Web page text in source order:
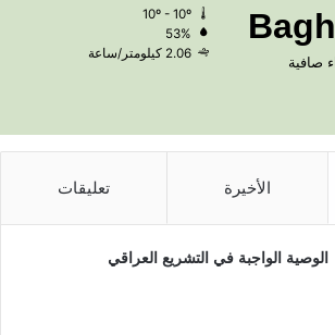
صافية
53%
2.06 كيلومتر/ساعة
الأخيرة تعليقات
الوصية الواجبة في التشريع العراقي